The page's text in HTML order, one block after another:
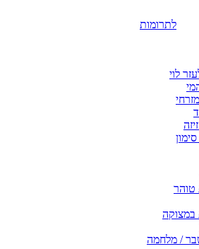
לתרומות
לוי
במצוקה
/ מלחמה